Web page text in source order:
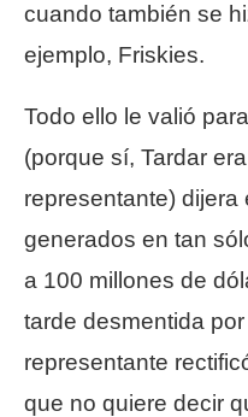
cuando también se
ejemplo, Friskies.
Todo ello le valió
(porque sí, Tardar
representante)
generados en tan
a 100 millones de
tarde desmentida
representante
que no quiere decir